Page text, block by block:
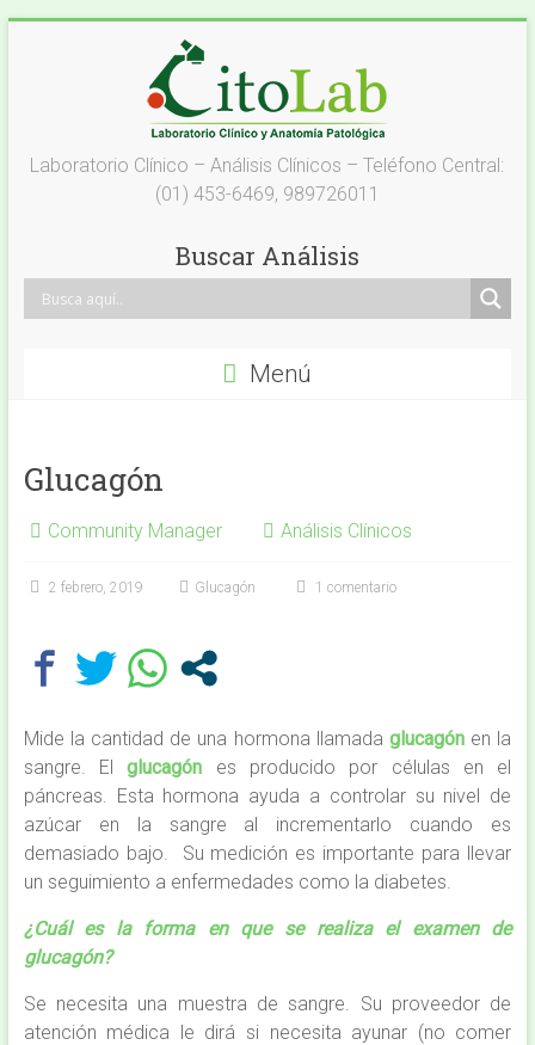
Laboratorio
Análisis
Clínicos
–
Laboratorio Clínico – Análisis Clínicos – Teléfono Central:
(01) 453-6469, 989726011
Buscar Análisis
Menú
Glucagón
Community Manager Análisis Clínicos
2 febrero, 2019 Glucagón 1 comentario
Mide la cantidad de una hormona llamada glucagónen la
sangre. Elglucagón es producido por células en el
páncreas. Esta hormona ayuda a controlar su nivel de
azúcar en la sangre al incrementarlo cuando es
demasiado bajo. Su medición es importante para llevar
un seguimiento a enfermedades como la diabetes.
¿Cuál es la forma en que se realiza el examen de
glucagón?
Se necesita una muestra de sangre. Su proveedor de
atención médica le dirá si necesita ayunar (no comer